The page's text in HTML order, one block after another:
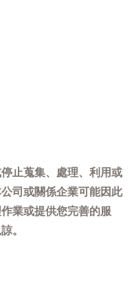
止蒐集、處理、利用或
司或關係企業可能因此
業或提供您完善的服
。